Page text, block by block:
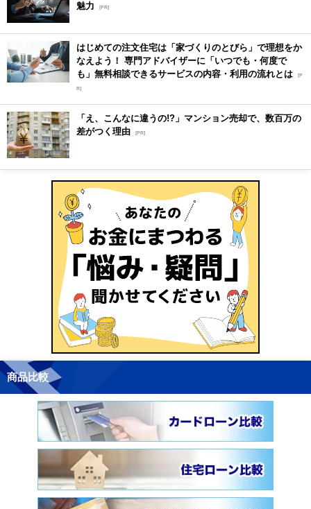
魅力
[PR]
はじめての注文住宅は「家づくりのとびら」で理想をか
なえよう！ 専門アドバイザーに「いつでも・何度で
も」無料相談できるサービスの内容・利用の流れとは [P
R]
「え、こんなに違うの!?」マンション売却で、数百万の
差がつく理由 [PR]
商品比較